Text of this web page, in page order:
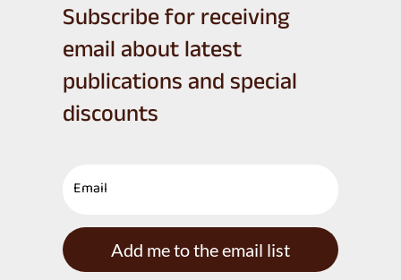
Subscribe for receiving
email about latest
publications and special
discounts
Add me to the email list